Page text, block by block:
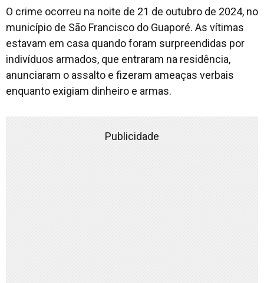
O crime ocorreu na noite de 21 de outubro de 2024, no
município de São Francisco do Guaporé. As vítimas
estavam em casa quando foram surpreendidas por
indivíduos armados, que entraram na residência,
anunciaram o assalto e fizeram ameaças verbais
enquanto exigiam dinheiro e armas.
Publicidade